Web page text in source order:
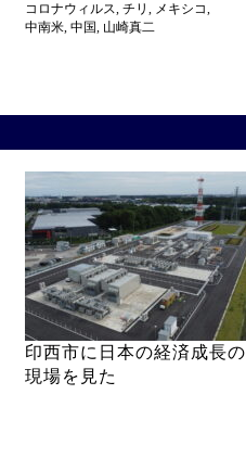
コロナウィルス, チリ , メキシコ,
中南米, 中国, 山崎真二
印西市に日本の経済成長の
現場を見た